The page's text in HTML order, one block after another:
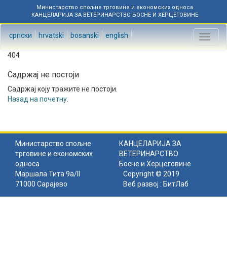
Министарство спољне трговине и економских односа
КАНЦЕЛАРИЈА ЗА ВЕТЕРИНАРСТВО БОСНЕ И ХЕРЦЕГОВИНЕ
српски hrvatski bosanski english
Toggle
404
Садржај не постоји
Садржај коју тражите не постоји.
Назад на почетну
Министарство спољне
трговине и економских
односа
КАНЦЕЛАРИЈА ЗА
ВЕТЕРИНАРСТВО
Босне и Херцеговине
Маршала Тита 9а/II
71000 Сарајево
Copyright © 2019
Веб развој : БитЛаб